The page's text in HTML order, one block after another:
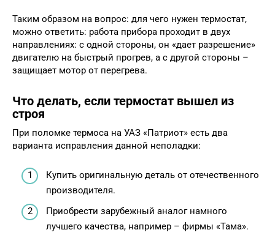
Таким образом на вопрос: для чего нужен термостат,
можно ответить: работа прибора проходит в двух
направлениях: с одной стороны, он «дает разрешение»
двигателю на быстрый прогрев, а с другой стороны –
защищает мотор от перегрева.
Что делать, если термостат вышел из
строя
При поломке термоса на УАЗ «Патриот» есть два
варианта исправления данной неполадки:
Купить оригинальную деталь от отечественного
производителя.
Приобрести зарубежный аналог намного
лучшего качества, например – фирмы «Тама».